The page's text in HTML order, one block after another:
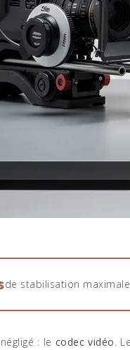
de stabilisation
: le codec vidéo.